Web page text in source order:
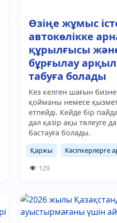
Өзіңе жұмыс
автокөлікке
құрылғысы
бұрғылау
табуға болады
Кез келген шағын
қойманы немесе
етпейді. Кейде бір
дәл қазір ақы төлеуге
бастауға болады.
Қаржы
Кәсіпкерлерге
129